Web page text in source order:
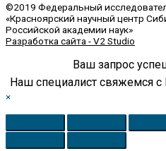
©2019 Федеральный
«Красноярский научный центр
Российской академии наук»
Разработка сайта - V2 Studio
Ваш запрос
Наш специалист свяжемся
×